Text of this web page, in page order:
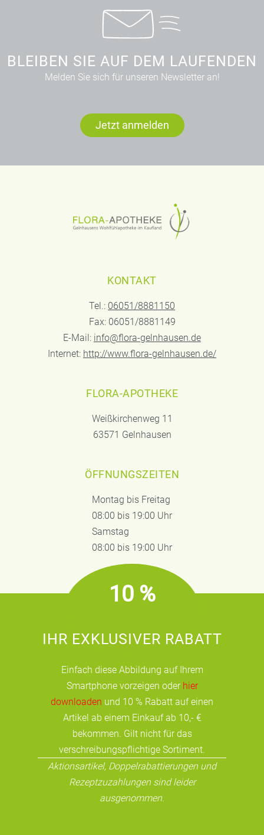
BLEIBEN SIE AUF DEM LAUFENDEN
Melden Sie sich für unseren Newsletter an!
Jetzt anmelden
KONTAKT
Tel.: 06051/8881150
Fax: 06051/8881149
E-Mail: info@flora-gelnhausen.de
Internet: http://www.flora-gelnhausen.de/
FLORA-APOTHEKE
Weißkirchenweg 11
63571 Gelnhausen
ÖFFNUNGSZEITEN
Montag bis Freitag
08:00 bis 19:00 Uhr
Samstag
08:00 bis 19:00 Uhr
10 %
IHR EXKLUSIVER RABATT
Einfach diese Abbildung auf Ihrem
Smartphone vorzeigen oder hier
downloaden und 10 % Rabatt auf einen
Artikel ab einem Einkauf ab 10,- €
bekommen. Gilt nicht für das
verschreibungspflichtige Sortiment.
Aktionsartikel, Doppelrabattierungen und
Rezeptzuzahlungen sind leider
ausgenommen.